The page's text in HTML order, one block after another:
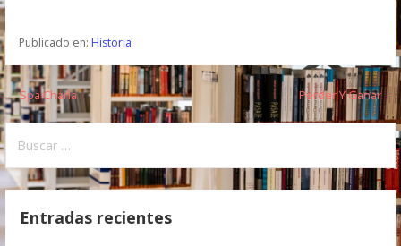
Publicado en: Historia
N
a
v
e
← Spa Charla Perder Y Ganar →
s
Entradas recientes